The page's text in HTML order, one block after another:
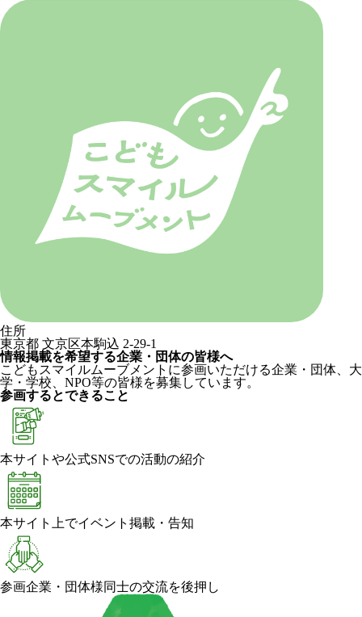
住所
東京都 文京区本駒込 2-29-1
情報掲載を希望する企業・団体の皆様へ
こどもスマイルムーブメントに参画いただける企業・団体、大
学・学校、NPO等の皆様を募集しています。
参画するとできること
本サイトや公式SNSでの活動の紹介
本サイト上でイベント掲載・告知
参画企業・団体様同士の交流を後押し